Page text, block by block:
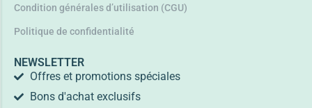
Condition générales d’utilisation (CGU)
Politique de confidentialité
NEWSLETTER
Offres et promotions spéciales
Bons d'achat exclusifs